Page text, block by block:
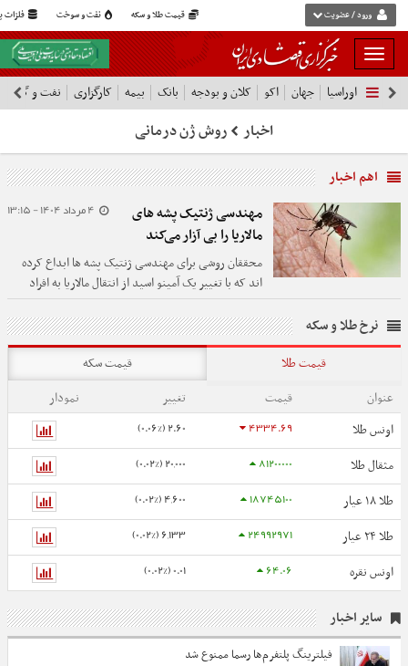
قیمت طلا و سکه نفت و سوخت فلزات ورود / عضویت
بار
و
بسته
نمودن
اوراسیا جهان اکو کلان و بودجه بانک بیمه کارگزاری نفت و گاز
اخبار روش ژن درمانی
اهم اخبار
4 مرداد 1404 - 13:15
مهندسی ژنتیک پشه های
مالاریا را بی آزار می‌کند
محققان روشی برای مهندسی ژنتیک پشه ها ابداع کرده
اند که با تغییر یک آمینو اسید از انتقال مالاریا به افراد
جلوگیری می کند.
نرخ طلا و سکه
قیمت طلا
قیمت سکه
عنوان
قیمت تغییر
نمودار
اونس طلا
4334.69
2.60 (0.06%)
مثقال طلا 81200000
20,000 (0.02%)
طلا ۱۸ عیار 18745100
4,600 (0.02%)
طلا ۲۴ عیار 24992971
6,133 (0.02%)
اونس نقره 64.06
0.01 (0.02%)
سایر اخبار
فیلترینگ پلتفرم‌ها رسما ممنوع شد